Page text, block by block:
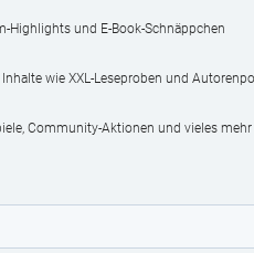
Highlights und E-Book-Schnäppchen
Inhalte wie XXL-Leseproben und
Community-Aktionen und vieles mehr